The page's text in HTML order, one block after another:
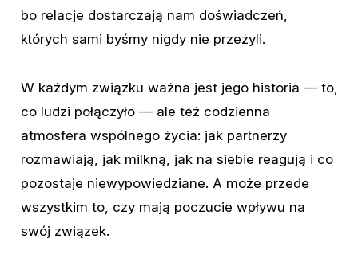
bo relacje dostarczają nam doświadczeń,
których sami byśmy nigdy nie przeżyli.
W każdym związku ważna jest jego historia — to,
co ludzi połączyło — ale też codzienna
atmosfera wspólnego życia: jak partnerzy
rozmawiają, jak milkną, jak na siebie reagują i co
pozostaje niewypowiedziane. A może przede
wszystkim to, czy mają poczucie wpływu na
swój związek.